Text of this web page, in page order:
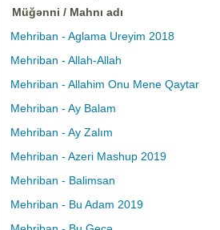
Müğənni / Mahnı adı
Mehriban - Aglama Ureyim 2018
Mehriban - Allah-Allah
Mehriban - Allahim Onu Mene Qaytar
Mehriban - Ay Balam
Mehriban - Ay Zalım
Mehriban - Azeri Mashup 2019
Mehriban - Balimsan
Mehriban - Bu Adam 2019